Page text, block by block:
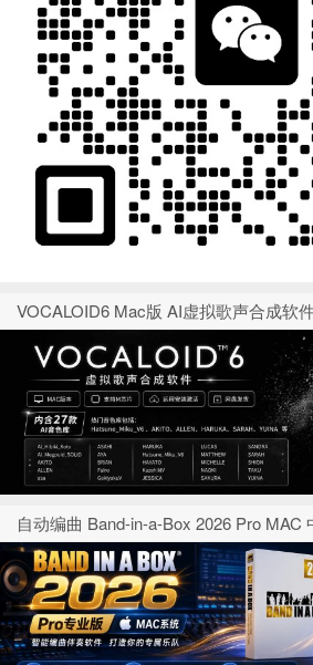
VOCALOID6 Mac版 AI虚拟歌声合成软
自动编曲 Band-in-a-Box 2026 Pro MAC